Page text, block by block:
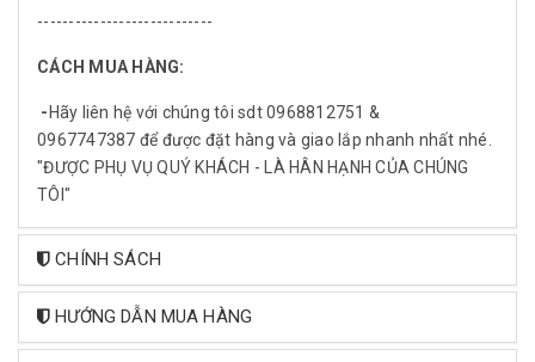
----------------------------
CÁCH MUA HÀNG:
- Hãy liên hệ với chúng tôi sdt 0968812751 &
0967747387 để được đặt hàng và giao lắp nhanh nhất nhé.
"ĐƯỢC PHỤ VỤ QUÝ KHÁCH - LÀ HÂN HẠNH CỦA CHÚNG
TÔI"
CHÍNH SÁCH
HƯỚNG DẪN MUA HÀNG